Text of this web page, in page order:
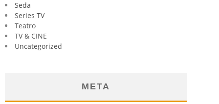
Seda
Series TV
Teatro
TV & CINE
Uncategorized
META